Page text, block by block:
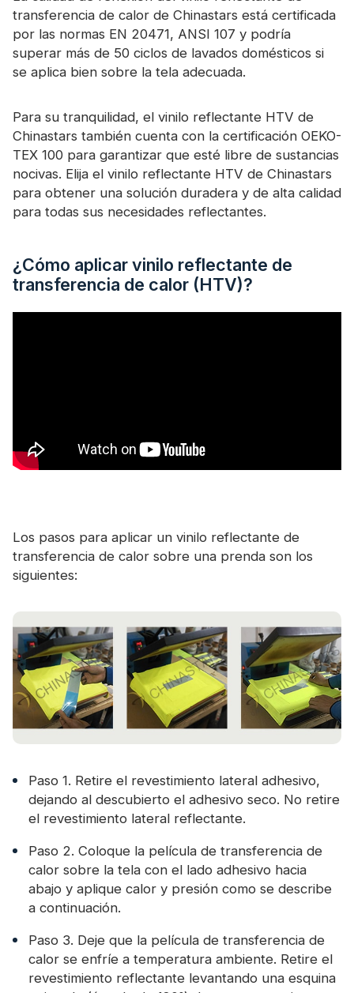
transferencia de calor de Chinastars está certificada
por las normas EN 20471, ANSI 107 y podría
superar más de 50 ciclos de lavados domésticos si
se aplica bien sobre la tela adecuada.
Para su tranquilidad, el vinilo reflectante HTV de
Chinastars también cuenta con la certificación OEKO-
TEX 100 para garantizar que esté libre de sustancias
nocivas. Elija el vinilo reflectante HTV de Chinastars
para obtener una solución duradera y de alta calidad
para todas sus necesidades reflectantes.
¿Cómo aplicar vinilo reflectante de
transferencia de calor (HTV)?
Los pasos para aplicar un vinilo reflectante de
transferencia de calor sobre una prenda son los
siguientes:
Paso 1. Retire el revestimiento lateral adhesivo,
dejando al descubierto el adhesivo seco. No retire
el revestimiento lateral reflectante.
Paso 2. Coloque la película de transferencia de
calor sobre la tela con el lado adhesivo hacia
abajo y aplique calor y presión como se describe
a continuación.
Paso 3. Deje que la película de transferencia de
calor se enfríe a temperatura ambiente. Retire el
revestimiento reflectante levantando una esquina